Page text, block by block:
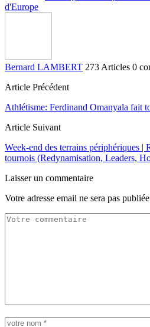
d'Europe
Bernard LAMBERT 273 Articles 0
Article Précédent
Athlétisme: Ferdinand Omanyala fait
Article Suivant
Week-end des terrains périphériques |
tournois (Redynamisation, Leaders,
Laisser un commentaire
Votre adresse email ne sera pas